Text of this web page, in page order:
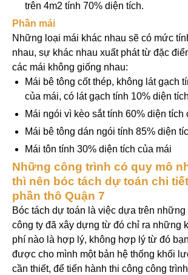
trên 4m2 tính 70% diện tích.
Phần mái
Những loại mái khác nhau sẽ có mức
nhau, sự khác nhau xuất phát từ đặc
các mái không giống nhau:
Mái bê tông cốt thép, không lát gạch
của mái, có lát gạch tính 10% diện
Mái ngói vì kèo sắt tính 60% diện tích
Mái bê tông dán ngói tính 85% diện
Mái tôn tính 30% diện tích của mái
Những công trình có quy mô
thì nên bóc tách dự toán chi
phần thô Quận 7
Bóc tách dự toán là việc dựa trên những
công ty đã xây dựng từ đó chỉ ra những
phí nào là hợp lý, không hợp lý từ đó
được cho mình một bản hệ thống khối
cần thiết, để tiến hành thi công công